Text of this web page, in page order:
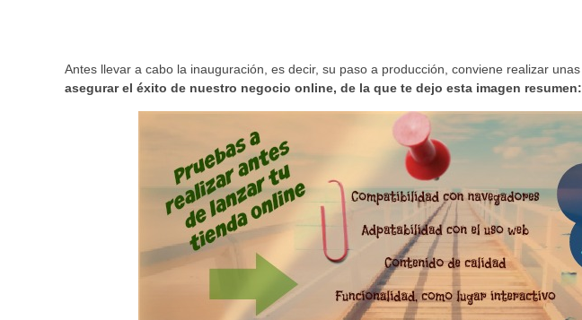
Antes llevar a cabo la inauguración, es decir, su paso a producción, conviene realizar unas
asegurar el éxito de nuestro negocio online, de la que te dejo esta imagen resumen: